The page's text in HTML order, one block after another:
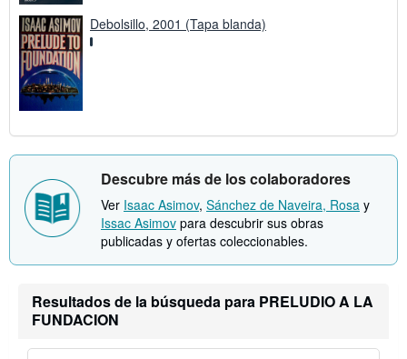
Debolsillo, 2001 (Tapa blanda)
Descubre más de los colaboradores
Ver Isaac Asimov, Sánchez de Naveira, Rosa y
Issac Asimov para descubrir sus obras
publicadas y ofertas coleccionables.
Resultados de la búsqueda para PRELUDIO A LA
FUNDACION